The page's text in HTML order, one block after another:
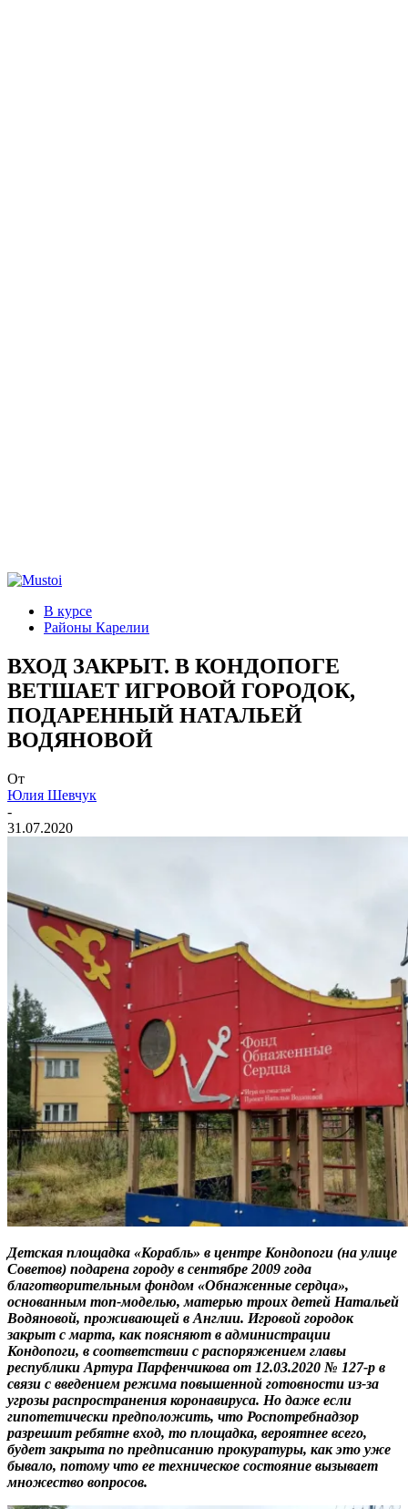
В курсе
Районы Карелии
ВХОД ЗАКРЫТ. В КОНДОПОГЕ
ВЕТШАЕТ ИГРОВОЙ ГОРОДОК,
ПОДАРЕННЫЙ НАТАЛЬЕЙ
ВОДЯНОВОЙ
От
Юлия Шевчук
-
31.07.2020
Детская площадка «Корабль» в центре Кондопоги (на улице
Советов) подарена городу в сентябре 2009 года
благотворительным фондом «Обнаженные сердца»,
основанным топ-моделью, матерью троих детей Натальей
Водяновой, проживающей в Англии. Игровой городок
закрыт с марта, как поясняют в администрации
Кондопоги, в соответствии с распоряжением главы
республики Артура Парфенчикова от 12.03.2020 № 127-р в
связи с введением режима повышенной готовности из-за
угрозы распространения коронавируса. Но даже если
гипотетически предположить, что Роспотребнадзор
разрешит ребятне вход, то площадка, вероятнее всего,
будет закрыта по предписанию прокуратуры, как это уже
бывало, потому что ее техническое состояние вызывает
множество вопросов.